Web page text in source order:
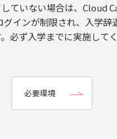
ていない場合は、Cloud
グインが制限され、入学辞
必ず入学までに実施して
必要環境